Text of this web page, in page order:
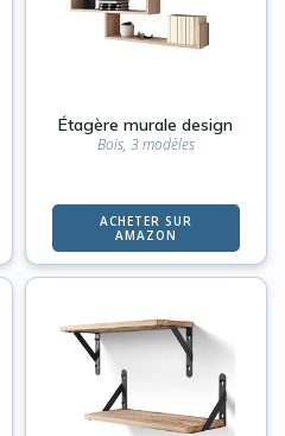
Étagère murale design
Bois, 3 modèles
ACHETER SUR
AMAZON